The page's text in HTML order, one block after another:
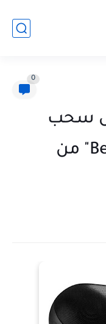
0
سحب
سماعات "Beats Pill XL" من